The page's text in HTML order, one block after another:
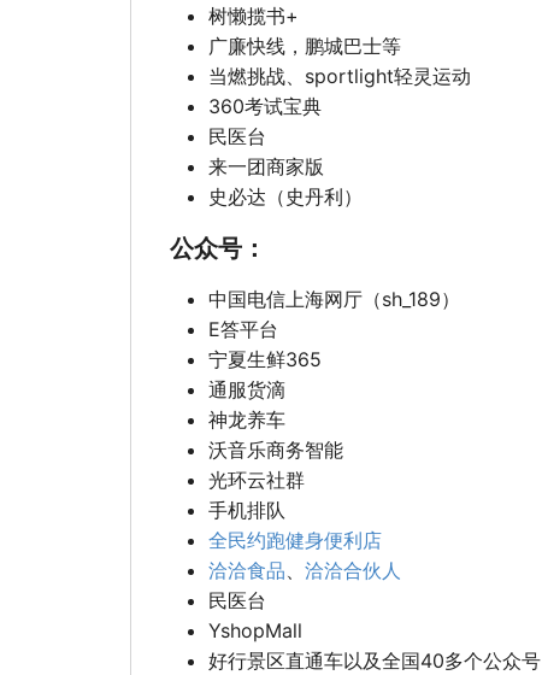
树懒揽书+
广廉快线，鹏城巴士等
当燃挑战、sportlight轻灵运动
360考试宝典
民医台
来一团商家版
史必达（史丹利）
公众号：
中国电信上海网厅（sh_189）
E答平台
宁夏生鲜365
通服货滴
神龙养车
沃音乐商务智能
光环云社群
手机排队
全民约跑健身便利店
洽洽食品、 洽洽合伙人
民医台
YshopMall
好行景区直通车以及全国40多个公众号